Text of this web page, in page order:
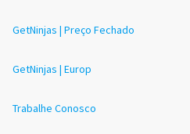
GetNinjas | Preço Fechado
GetNinjas | Europ
Trabalhe Conosco